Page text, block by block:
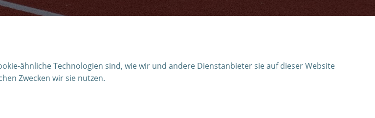
ähnliche Technologien sind, wie wir und andere Dienstanbieter sie auf dieser Website
Zwecken wir sie nutzen.